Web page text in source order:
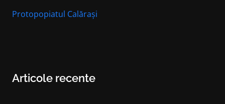
Protopopiatul Calărași
Articole recente